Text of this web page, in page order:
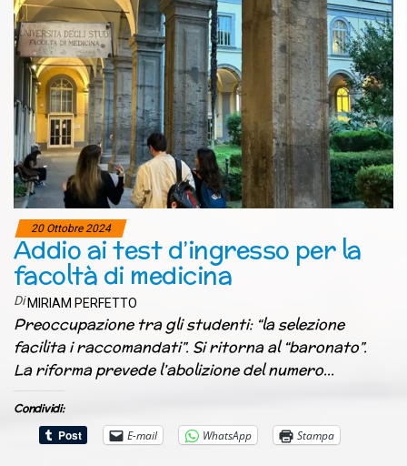
20 Ottobre 2024
Addio ai test d’ingresso per la
facoltà di medicina
Di MIRIAM PERFETTO
Preoccupazione tra gli studenti: “la selezione
facilita i raccomandati”. Si ritorna al “baronato”.
La riforma prevede l’abolizione del numero…
Condividi:
E-mail
WhatsApp Stampa